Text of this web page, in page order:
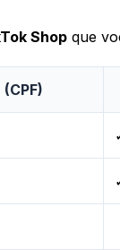
Shopque